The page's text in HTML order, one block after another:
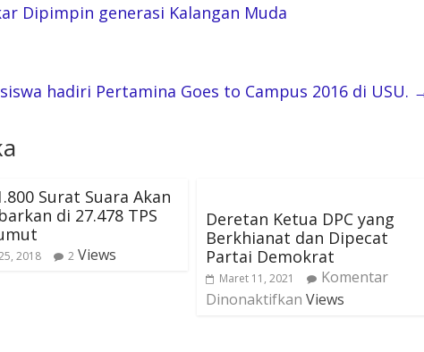
Dipimpin generasi Kalangan Muda
hadiri Pertamina Goes to Campus 2016 di USU.
Surat Suara Akan
di 27.478 TPS
2018 2 Views
Deretan Ketua DPC yang
Berkhianat dan Dipecat
Partai Demokrat
Maret 11, 2021
Komentar
Dinonaktifkan Views